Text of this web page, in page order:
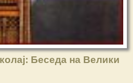
Беседа на Велики